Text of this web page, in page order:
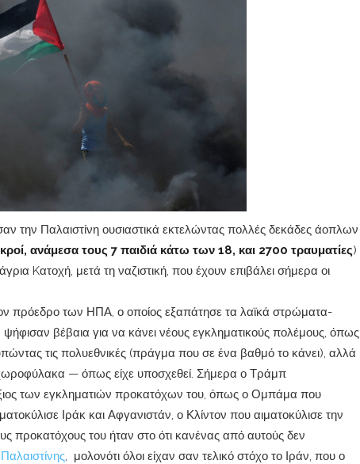
την Παλαιστίνη ουσιαστικά εκτελώντας πολλές δεκάδες άοπλων
ανάμεσα τους 7 παιδιά κάτω των 18, και 2700 τραυματίες)
Kατοχή, μετά τη ναζιστική, που έχουν επιβάλει σήμερα οι
πρόεδρο των ΗΠΑ, ο οποίος εξαπάτησε τα λαϊκά στρώματα-
βέβαια για να κάνει νέους εγκληματικούς πολέμους, όπως
τις πολυεθνικές (πράγμα που σε ένα βαθμό το κάνει), αλλά
— όπως είχε υποσχεθεί. Σήμερα ο Τράμπ
των εγκληματιών προκατόχων του, όπως ο Ομπάμα που
Ιράκ και Αφγανιστάν, ο Κλίντον που αιματοκύλισε την
προκατόχους του ήταν στο ότι κανένας από αυτούς δεν
, μολονότι όλοι είχαν σαν τελικό στόχο το Ιράν, που ο